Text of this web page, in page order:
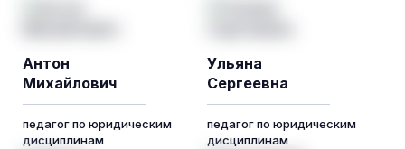
Антон
Михайлович
педагог по юридическим
дисциплинам
Ульяна
Сергеевна
педагог по юридическим
дисциплинам